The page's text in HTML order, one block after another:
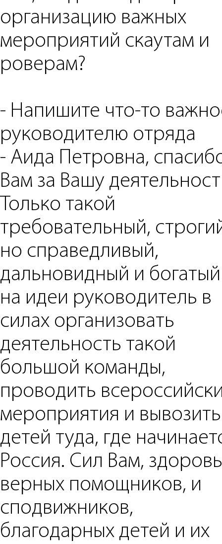
организацию важных
мероприятий скаутам и
роверам?
- ⁠Напишите что-то
руководителю отряда
- Аида Петровна,
Вам за Вашу
Только такой
требовательный,
но справедливый,
дальновидный и богатый
на идеи руководитель в
силах организовать
деятельность такой
большой команды,
проводить
мероприятия и вывозить
детей туда, где
Россия. Сил Вам,
верных помощников, и
сподвижников,
благодарных детей и их